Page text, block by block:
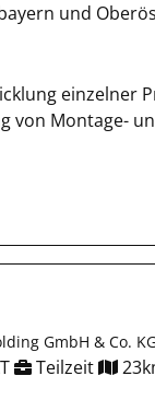
und
einzelner
von Montage-
GmbH & Co.
Teilzeit